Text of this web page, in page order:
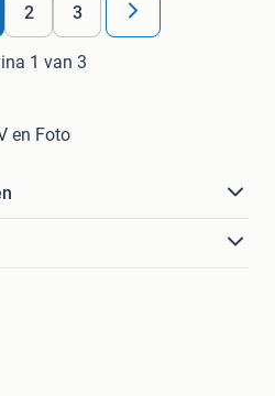
2 3
1 van 3
en Foto